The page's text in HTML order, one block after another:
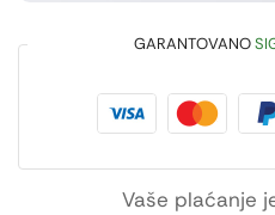
GARANTOVANO
Vaše plaćanje